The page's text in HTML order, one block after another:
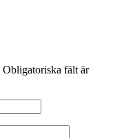
Obligatoriska fält är